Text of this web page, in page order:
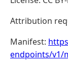
Attribution
Manifest:
endpoints/v1/